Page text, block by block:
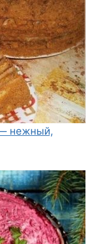
нежный,